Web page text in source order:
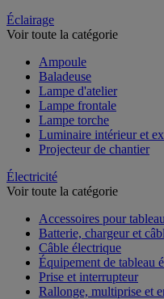
Éclairage
Voir toute la catégorie
Ampoule
Baladeuse
Lampe d'atelier
Lampe frontale
Lampe torche
Luminaire intérieur et
Projecteur de chantier
Électricité
Voir toute la catégorie
Accessoires pour
Batterie, chargeur et
Câble électrique
Équipement de tableau
Prise et interrupteur
Rallonge, multiprise et